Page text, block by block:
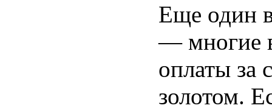
Еще один
— многие
оплаты за
золотом.